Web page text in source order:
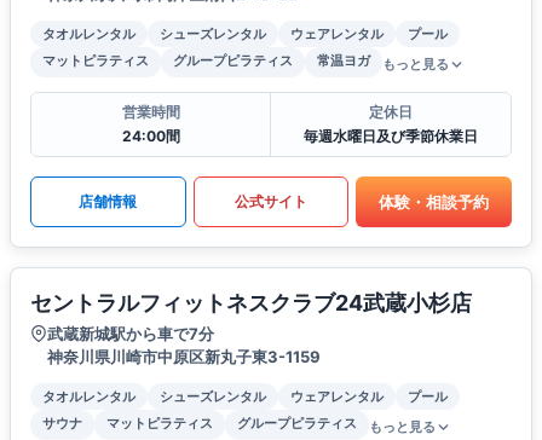
タオルレンタル シューズレンタル ウェアレンタル
プール
マットピラティス
グループピラティス 常温ヨガ もっと見る
営業時間
24:00間
定休日
毎週水曜日及び季節休業日
店舗情報 公式サイト 体験・相談予約
セントラルフィットネスクラブ24武蔵小杉店
武蔵新城駅から車で7分
神奈川県川崎市中原区新丸子東3-1159
タオルレンタル シューズレンタル ウェアレンタル
プール
サウナ
マットピラティス グループピラティス もっと見る